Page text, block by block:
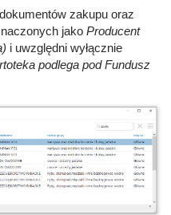
zakupu oraz
jako Producent
i uwzględni wyłącznie
podlega pod Fundusz